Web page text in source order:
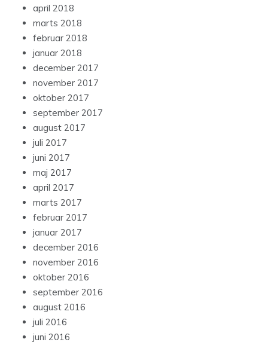
april 2018
marts 2018
februar 2018
januar 2018
december 2017
november 2017
oktober 2017
september 2017
august 2017
juli 2017
juni 2017
maj 2017
april 2017
marts 2017
februar 2017
januar 2017
december 2016
november 2016
oktober 2016
september 2016
august 2016
juli 2016
juni 2016